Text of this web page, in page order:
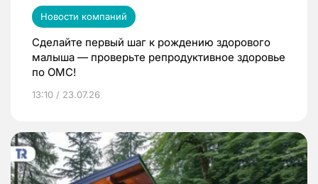
Новости компаний
Сделайте первый шаг к рождению здорового
малыша — проверьте репродуктивное здоровье
по ОМС!
13:10 / 23.07.26